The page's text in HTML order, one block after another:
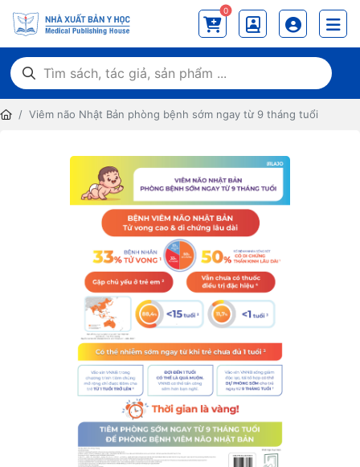
0
Viêm não Nhật Bản phòng bệnh sớm ngay từ 9 tháng tuổi